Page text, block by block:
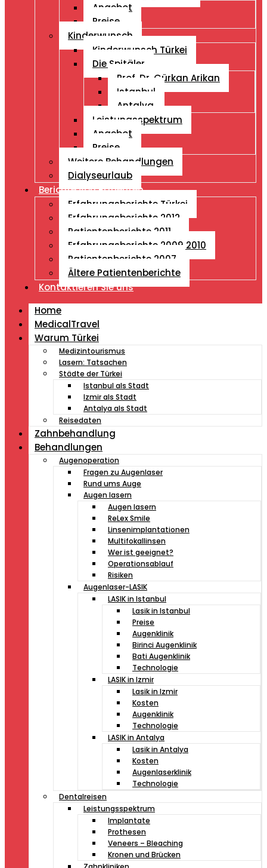
Angebot
Preise
Kinderwunsch
Kinderwunsch Türkei
Die Spitäler
Prof. Dr. Gürkan Arikan
Istanbul
Antalya
Leistungsspektrum
Angebot
Preise
Weitere Behandlungen
Dialyseurlaub
Berichte von Patienten
Erfahrungsberichte Türkei
Erfahrungsberichte 2012
Patientenberichte 2011
Erfahrungsberichte 2009 2010
Patientenberichte 2007
Ältere Patientenberichte
Kontaktieren Sie uns
Home
MedicalTravel
Warum Türkei
Medizintourismus
Lasern: Tatsachen
Städte der Türkei
Istanbul als Stadt
Izmir als Stadt
Antalya als Stadt
Reisedaten
Zahnbehandlung
Behandlungen
Augenoperation
Fragen zu Augenlaser
Rund ums Auge
Augen lasern
Augen lasern
ReLex Smile
Linsenimplantationen
Multifokallinsen
Wer ist geeignet?
Operationsablauf
Risiken
Augenlaser-LASIK
LASIK in Istanbul
Lasik in Istanbul
Preise
Augenklinik
Birinci Augenklinik
Bati Augenklinik
Technologie
LASIK in Izmir
Lasik in Izmir
Kosten
Augenklinik
Technologie
LASIK in Antalya
Lasik in Antalya
Kosten
Augenlaserklinik
Technologie
Dentalreisen
Leistungsspektrum
Implantate
Prothesen
Veneers – Bleaching
Kronen und Brücken